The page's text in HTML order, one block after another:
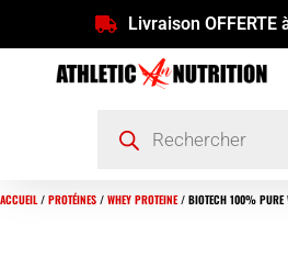
Livraison OFFERTE
ACCUEIL/ PROTÉINES / WHEY PROTEINE/ BIOTECH 100% PURE